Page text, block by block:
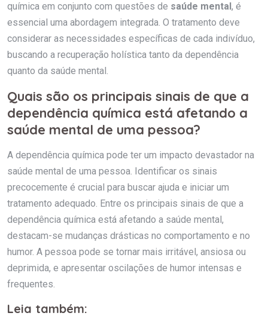
química em conjunto com questões de saúde mental, é
essencial uma abordagem integrada. O tratamento deve
considerar as necessidades específicas de cada indivíduo,
buscando a recuperação holística tanto da dependência
quanto da saúde mental.
Quais são os principais sinais de que a
dependência química está afetando a
saúde mental de uma pessoa?
A dependência química pode ter um impacto devastador na
saúde mental de uma pessoa. Identificar os sinais
precocemente é crucial para buscar ajuda e iniciar um
tratamento adequado. Entre os principais sinais de que a
dependência química está afetando a saúde mental,
destacam-se mudanças drásticas no comportamento e no
humor. A pessoa pode se tornar mais irritável, ansiosa ou
deprimida, e apresentar oscilações de humor intensas e
frequentes.
Leia também: